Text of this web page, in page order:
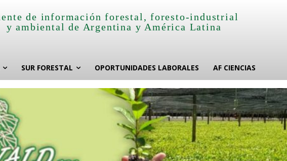
de información forestal, foresto-industrial
y ambiental de Argentina y América Latina
SUR FORESTAL OPORTUNIDADES LABORALES AF CIENCIAS